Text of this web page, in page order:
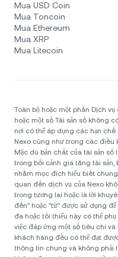
Mua USD Coin
Mua Toncoin
Mua Ethereum
Mua XRP
Mua Litecoin
Toàn bộ hoặc một phần Dịch
hoặc một số Tài sản số không
nơi có thể áp dụng các hạn
Nexo cũng như trong các điều
Mặc dù bản chất của tài sản
trong bối cảnh gia tăng tài sản,
nhằm mục đích hiểu biết
quan đến dịch vụ của Nexo
trong tương lai hoặc là lời
đến" hoặc "từ" được sử dụng
đa hoặc tối thiểu này có thể
việc đáp ứng một số tiêu chí
khách hàng đều có thể đạt
thông tin chung và không phải